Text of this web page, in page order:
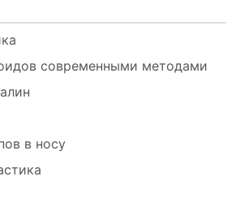
современными методами
в носу